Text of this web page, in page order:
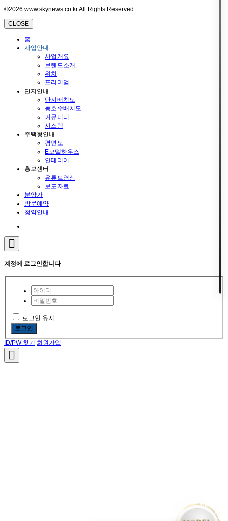
©2026 www.skynews.co.kr All Rights Reserved.
CLOSE
홈
사업안내
사업개요
브랜드소개
위치
프리미엄
단지안내
단지배치도
동호수배치도
커뮤니티
시스템
주택형안내
평면도
E모델하우스
인테리어
홍보센터
유튜브영상
보도자료
분양가
방문예약
청약안내
계정에 로그인합니다
로그인 유지
로그인
ID/PW 찾기 회원가입